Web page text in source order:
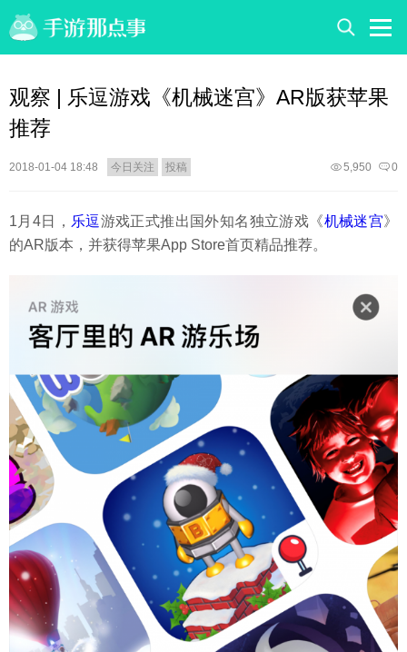
观察 | 乐逗游戏《机械迷宫》AR版获苹果
推荐
2018-01-04 18:48 今日关注 投稿 0
5,950
1月4日， 乐逗游戏正式推出国外知名独立游戏《机械迷宫》
的AR版本，并获得苹果App Store首页精品推荐。